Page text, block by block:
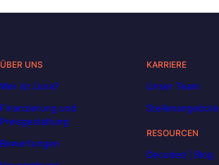
ÜBER UNS
Wer ist Liora?
Finanzierung und
Preisgestaltung
Bewertungen
KARRIERE
Unser Team
Stellenangebote
RESOURCEN
Decoded | Blog